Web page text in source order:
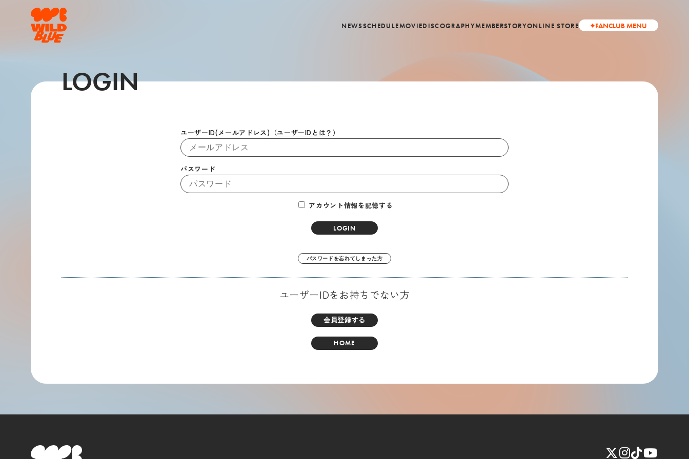
NEWSSCHEDULEMOVIEDISCOGRAPHYMEMBERSTORYONLINE STORE FANCLUB MENU
LOGIN
ユーザーID(メールアドレス) （ユーザーIDとは？）
パスワード
アカウント情報を記憶する
LOGIN
パスワードを忘れてしまった方
ユーザーIDをお持ちでない方
会員登録する
HOME